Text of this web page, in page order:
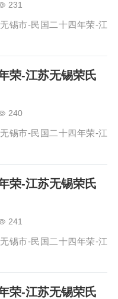
231
锡市-民国二十四年荣-江
荣-江苏无锡荣氏
240
锡市-民国二十四年荣-江
荣-江苏无锡荣氏
241
锡市-民国二十四年荣-江
荣-江苏无锡荣氏